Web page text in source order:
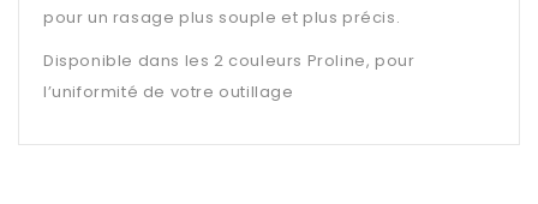
pour un rasage plus souple et plus précis.
Disponible dans les 2 couleurs Proline, pour
l’uniformité de votre outillage